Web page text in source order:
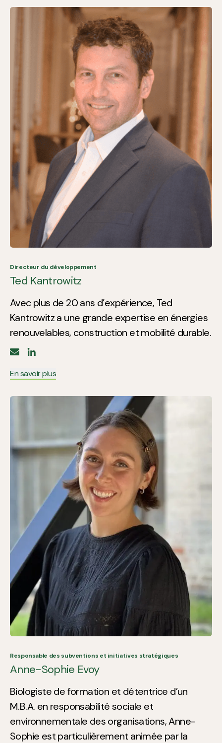
Directeur du développement
Ted Kantrowitz
Avec plus de 20 ans d’expérience, Ted
Kantrowitz a une grande expertise en énergies
renouvelables, construction et mobilité durable.
En savoir plus
Responsable des subventions et initiatives stratégiques
Anne-Sophie Evoy
Biologiste de formation et détentrice d’un
M.B.A. en responsabilité sociale et
environnementale des organisations, Anne-
Sophie est particulièrement animée par la